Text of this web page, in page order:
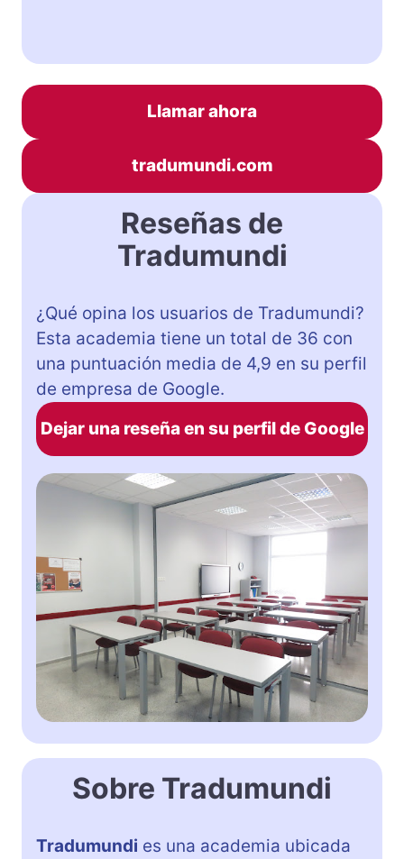
Llamar ahora
tradumundi.com
Reseñas de
Tradumundi
¿Qué opina los usuarios de Tradumundi?
Esta academia tiene un total de 36 con
una puntuación media de 4,9 en su perfil
de empresa de Google.
Dejar una reseña en su perfil de Google
Sobre Tradumundi
Tradumundi es una academia ubicada